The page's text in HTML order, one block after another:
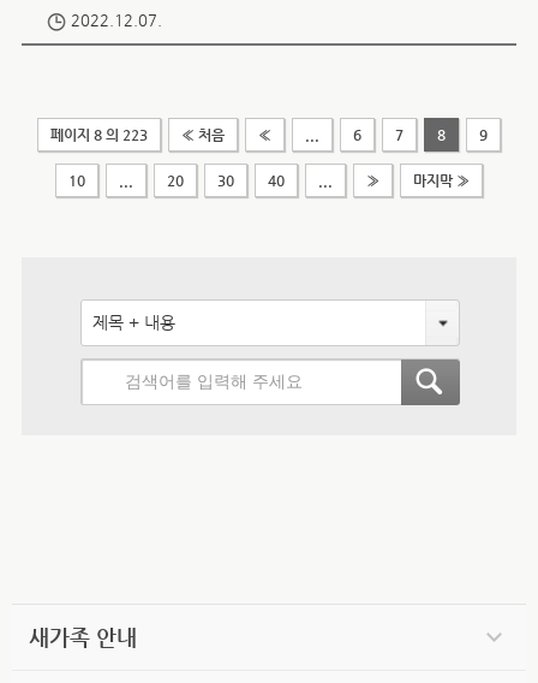
2022.12.07.
페이지 8 의 223 « 처음 « 6 7 8 9
10 20 30 40 » 마지막 »
제목 + 내용
새가족 안내